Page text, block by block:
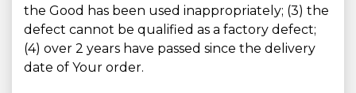
the Good has been used inappropriately; (3) the
defect cannot be qualified as a factory defect;
(4) over 2 years have passed since the delivery
date of Your order.